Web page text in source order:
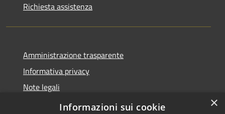
Richiesta assistenza
Amministrazione trasparente
Informativa privacy
Note legali
Dichiarazione di accessibilità
×
Informazioni sui cookie